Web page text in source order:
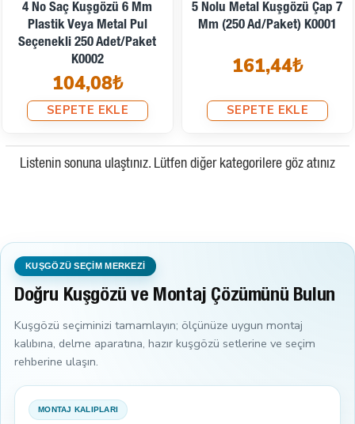
4 No Saç Kuşgözü 6 Mm
Plastik Veya Metal Pul
Seçenekli 250 Adet/Paket
K0002
104,08₺
SEPETE EKLE
5 Nolu Metal Kuşgözü Çap 7
Mm (250 Ad/Paket) K0001
161,44₺
SEPETE EKLE
Listenin sonuna ulaştınız. Lütfen diğer kategorilere göz atınız
KUŞGÖZÜ SEÇİM MERKEZİ
Doğru Kuşgözü ve Montaj Çözümünü Bulun
Kuşgözü seçiminizi tamamlayın; ölçünüze uygun montaj
kalıbına, delme aparatına, hazır kuşgözü setlerine ve seçim
rehberine ulaşın.
MONTAJ KALIPLARI